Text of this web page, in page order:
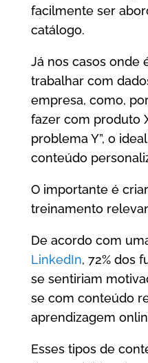
facilmente ser
catálogo.
Já nos casos onde
trabalhar com
empresa, como,
fazer com produto
problema Y”, o
conteúdo
O importante é
treinamento
De acordo com
LinkedIn, 72% dos
se sentiriam
se com conteúdo
aprendizagem
Esses tipos de